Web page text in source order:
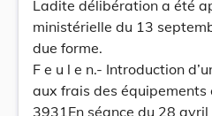
Ladite délibération a été
ministérielle du 13
due forme.
F e u l e n.- Introduction
aux frais des équipements
3931En séance du 28